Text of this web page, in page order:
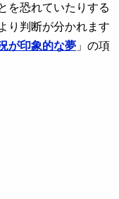
を恐れていたりする
り判断が分かれます
が印象的な夢 」の項